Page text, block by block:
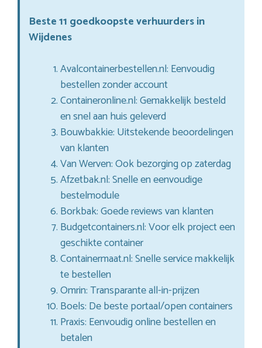
Beste 11 goedkoopste verhuurders in
Wijdenes
Avalcontainerbestellen.nl: Eenvoudig
bestellen zonder account
Containeronline.nl: Gemakkelijk besteld
en snel aan huis geleverd
Bouwbakkie: Uitstekende beoordelingen
van klanten
Van Werven: Ook bezorging op zaterdag
Afzetbak.nl: Snelle en eenvoudige
bestelmodule
Borkbak: Goede reviews van klanten
Budgetcontainers.nl: Voor elk project een
geschikte container
Containermaat.nl: Snelle service makkelijk
te bestellen
Omrin: Transparante all-in-prijzen
Boels: De beste portaal/open containers
Praxis: Eenvoudig online bestellen en
betalen